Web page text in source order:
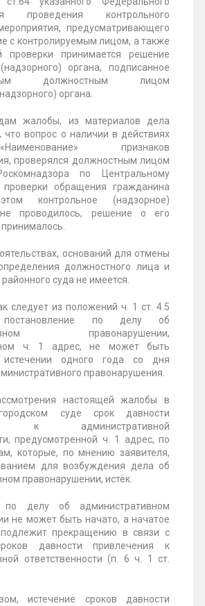
проведения контрольного
предусматривающего
с контролируемым лицом, а также
проверки принимается решение
органа, подписанное
должностным лицом
органа.
жалобы, из материалов дела
что вопрос о наличии в действиях
признаков
проверялся должностным лицом
по Центральному
обращения гражданина
контрольное (надзорное)
проводилось, решение о его
оснований для отмены
должностного лица и
суда не имеется.
следует из положений ч. 1 ст. 4.5
по делу об
правонарушении,
ч. 1 адрес, не может быть
одного года со дня
правонарушения.
настоящей жалобы в
суде срок давности
к административной
предусмотренной ч. 1 адрес, по
которые, по мнению заявителя,
для возбуждения дела об
правонарушении, истёк.
по делу об административном
не может быть начато, а начатое
подлежит прекращению в связи с
давности привлечения к
ответственности (п. 6 ч. 1 ст.
истечение сроков давности